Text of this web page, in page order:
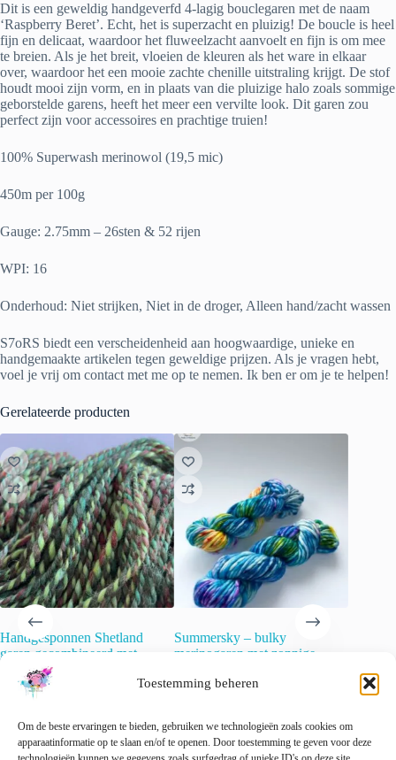
Toestemming beheren
Om de beste ervaringen te bieden, gebruiken we technologieën zoals cookies om
apparaatinformatie op te slaan en/of te openen. Door toestemming te geven voor deze
Dit is een geweldig handgeverfd 4-lagig bouclegaren met de naam
‘Raspberry Beret’. Echt, het is superzacht en pluizig! De boucle is heel
fijn en delicaat, waardoor het fluweelzacht aanvoelt en fijn is om mee
te breien. Als je het breit, vloeien de kleuren als het ware in elkaar
over, waardoor het een mooie zachte chenille uitstraling krijgt. De stof
houdt mooi zijn vorm, en in plaats van die pluizige halo zoals sommige
geborstelde garens, heeft het meer een vervilte look. Dit garen zou
perfect zijn voor accessoires en prachtige truien!
100% Superwash merinowol (19,5 mic)
450m per 100g
Gauge: 2.75mm – 26sten & 52 rijen
WPI: 16
Onderhoud: Niet strijken, Niet in de droger, Alleen hand/zacht wassen
S7oRS biedt een verscheidenheid aan hoogwaardige, unieke en
handgemaakte artikelen tegen geweldige prijzen. Als je vragen hebt,
voel je vrij om contact met me op te nemen. Ik ben er om je te helpen!
Gerelateerde producten
Handgesponnen Shetland
garen gecombineerd met
merino en sari zijde in
bosgroen.
🚨 Nog maar1op voorraad!
Summersky – bulky
merinogaren met zonnige
21.00
22.00
heeft